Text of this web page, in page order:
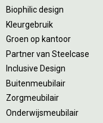
Biophilic design
Kleurgebruik
Groen op kantoor
Partner van Steelcase
Inclusive Design
Buitenmeubilair
Zorgmeubilair
Onderwijsmeubilair